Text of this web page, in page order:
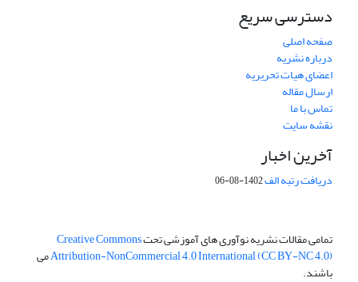
دسترسی سریع
صفحه اصلی
درباره نشریه
اعضای هیات تحریریه
ارسال مقاله
تماس با ما
نقشه سایت
آخرین اخبار
دریافت رتبه الف1402-08-06
تمامی مقالات نشریه نوآوری های آموزشی تحتCreative Commons
Attribution-NonCommercial 4.0 International (CC BY-NC 4.0)می
باشند.